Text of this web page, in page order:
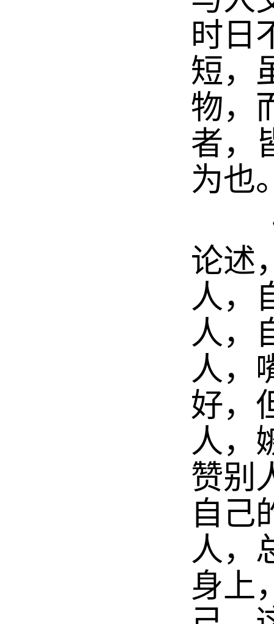
时日
短，
物，
者，
为也
《
论述
人，
人，
人，
好，
人，
赞别
自己
人，
身上